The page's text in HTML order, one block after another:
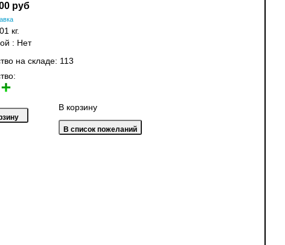
руб
кг.
: Нет
на складе: 113
В корзину